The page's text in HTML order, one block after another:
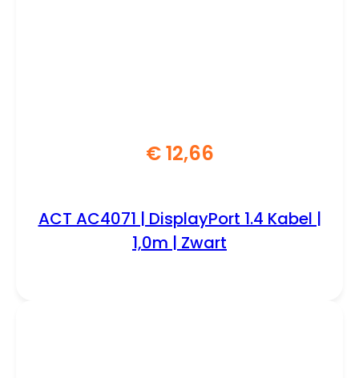
€12,66
ACT AC4071 | DisplayPort 1.4 Kabel |
1,0m | Zwart